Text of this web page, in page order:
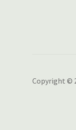
Copyright ©